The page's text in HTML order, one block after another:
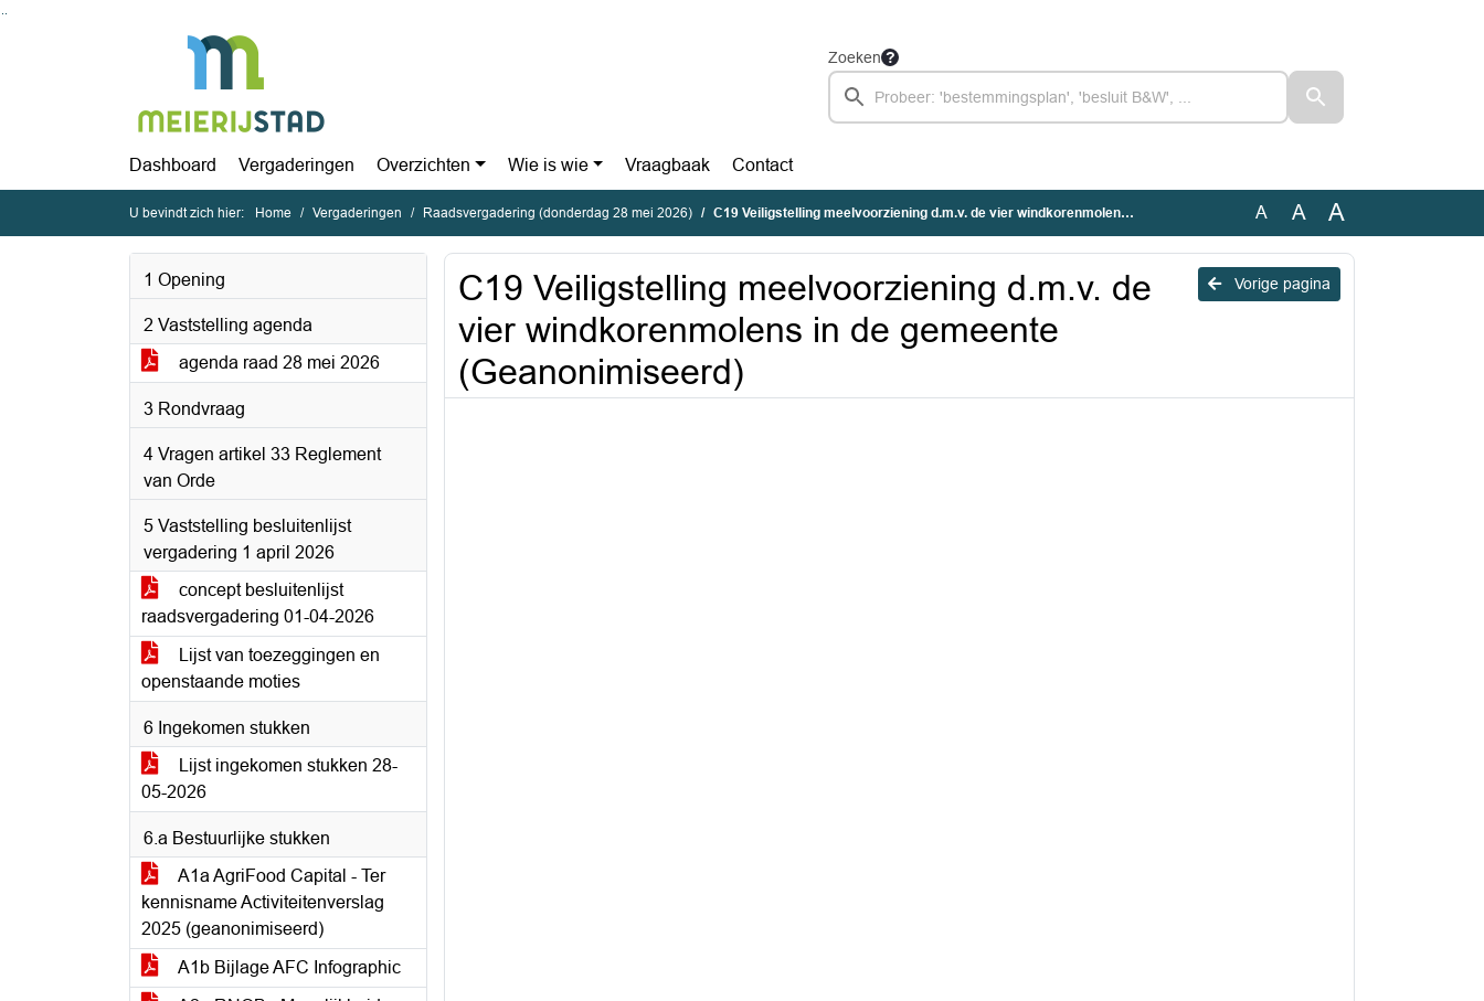
Zoeken
Dashboard Vergaderingen Overzichten Wie is wie Vraagbaak Contact
U bevindt zich hier: Home Vergaderingen Raadsvergadering (donderdag 28 mei 2026) C19 Veiligstelling meelvoorziening d.m.v. de vier windkorenmolens in de gemeente (Geanonimiseerd) A A A
1 Opening
2 Vaststelling agenda
agenda raad 28 mei 2026
3 Rondvraag
4 Vragen artikel 33 Reglement
van Orde
5 Vaststelling besluitenlijst
vergadering 1 april 2026
concept besluitenlijst
raadsvergadering 01-04-2026
Lijst van toezeggingen en
openstaande moties
6 Ingekomen stukken
Lijst ingekomen stukken 28-
05-2026
6.a Bestuurlijke stukken
A1a AgriFood Capital - Ter
kennisname Activiteitenverslag
2025 (geanonimiseerd)
A1b Bijlage AFC Infographic
Vorige pagina
C19 Veiligstelling meelvoorziening d.m.v. de
vier windkorenmolens in de gemeente
(Geanonimiseerd)